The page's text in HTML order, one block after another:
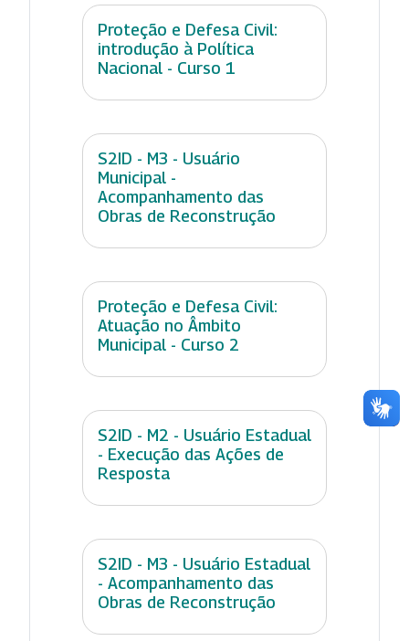
Proteção e Defesa Civil:
introdução à Política
Nacional - Curso 1
S2ID - M3 - Usuário
Municipal -
Acompanhamento das
Obras de Reconstrução
Proteção e Defesa Civil:
Atuação no Âmbito
Municipal - Curso 2
S2ID - M2 - Usuário Estadual
- Execução das Ações de
Resposta
S2ID - M3 - Usuário Estadual
- Acompanhamento das
Obras de Reconstrução